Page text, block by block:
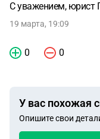
С уважением, юрист
19 марта, 19:09
0 0
У вас похожая
Опишите свои